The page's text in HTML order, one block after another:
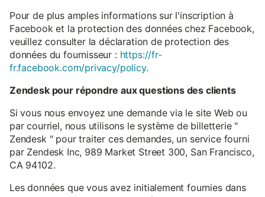
Pour de plus amples informations sur l'inscription à
Facebook et la protection des données chez Facebook,
veuillez consulter la déclaration de protection des
données du fournisseur : https://fr-
fr.facebook.com/privacy/policy.
Zendesk pour répondre aux questions des clients
Si vous nous envoyez une demande via le site Web ou
par courriel, nous utilisons le système de billetterie "
Zendesk " pour traiter ces demandes, un service fourni
par Zendesk Inc, 989 Market Street 300, San Francisco,
CA 94102.
Les données que vous avez initialement fournies dans